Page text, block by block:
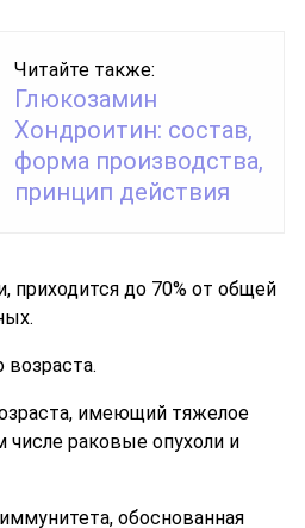
Читайте также:
Глюкозамин
Хондроитин: состав,
форма производства,
принцип действия
приходится до 70% от общей
имеющий тяжелое
числе раковые опухоли и
обоснованная